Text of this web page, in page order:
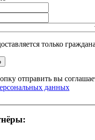
только
отправить вы
данных